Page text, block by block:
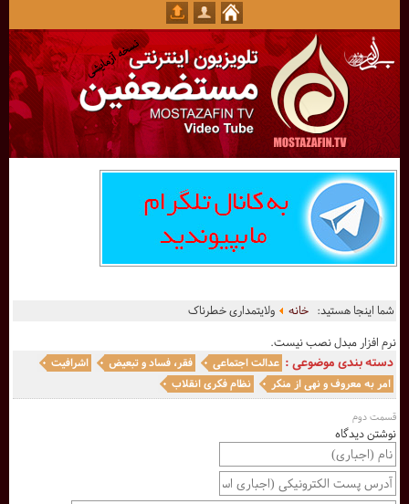
شما اینجا هستید:خانه
ولایتمداری خطرناک
نرم افزار مبدل نصب نیست.
دسته بندی موضوعی : عدالت اجتماعی فقر، فساد و تبعیض
اشرافیت
امر به معروف و نهی از منکر
نظام فکری انقلاب
قسمت دوم
نوشتن دیدگاه